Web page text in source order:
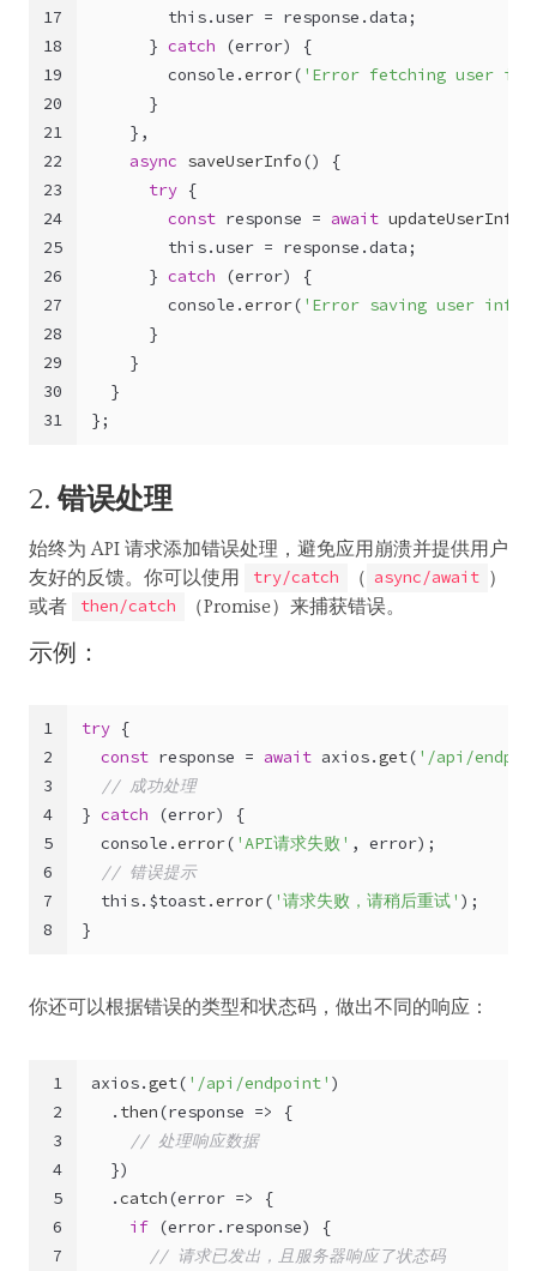
17
18
19
20
21
22
23
24
25
26
27
28
29
30
31
this.user = response.data;
      }
catch (error) {
console .error( 'Error fetching user
      }
    },
async saveUserInfo() {
try {
const response = await updateUserInfo
this.user = response.data;
      }
catch (error) {
console .error( 'Error saving user
      }
    }
  }
};
2.错误处理
始终为 API 请求添加错误处理，避免应用崩溃并提供用户
友好的反馈。你可以使用
try/catch （ async/await ）
或者
then/catch （Promise）来捕获错误。
示例：
1
2
3
4
5
6
7
8
try {
const response = await axios.get( '/api/
// 成功处理
} catch (error) {
console .error( 'API请求失败' , error);
// 错误提示
this. $toast.error( '请求失败，请稍后重试' );
}
你还可以根据错误的类型和状态码，做出不同的响应：
1
2
3
4
5
6
7
axios.get( '/api/endpoint' )
  .
then(response =>
{
// 处理响应数据
  })
  .
catch(error =>
{
if (error. response) {
// 请求已发出，且服务器响应了状态码